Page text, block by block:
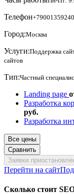
Телефон+79001359240
Город:Москва
Услуги:Поддержка
сайтов
Тип:Частный
Landing page
Разработка
руб.
Разработка
Все цены
Сравнить
Заявки
Перейти на сайт
Сколько стоит